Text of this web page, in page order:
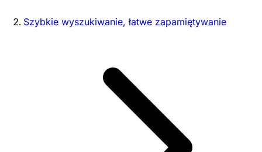
Szybkie wyszukiwanie, łatwe zapamiętywanie